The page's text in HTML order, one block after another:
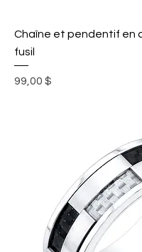
Chaîne et pendentif en
fusil
Prix
99,00 $